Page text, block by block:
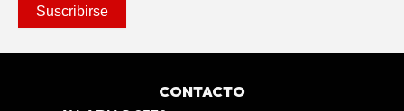
CONTACTO